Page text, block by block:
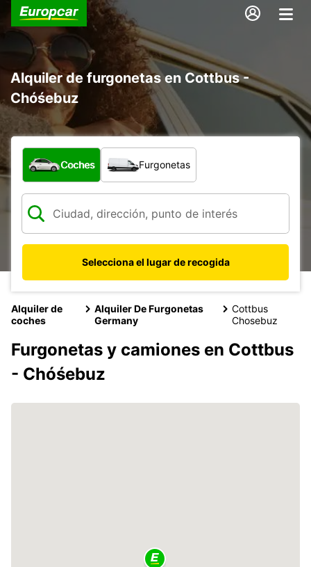
Alquiler de furgonetas en Cottbus -
Chóśebuz
¿Qué tipo de vehículo?
Coches Furgonetas
Selecciona el lugar de recogida
Alquiler de
coches
Alquiler De Furgonetas
Germany
Cottbus
Chosebuz
Furgonetas y camiones en Cottbus
- Chóśebuz